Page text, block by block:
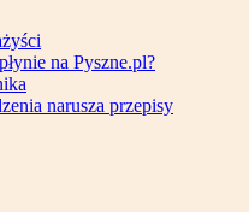
na Pyszne.pl?
narusza przepisy